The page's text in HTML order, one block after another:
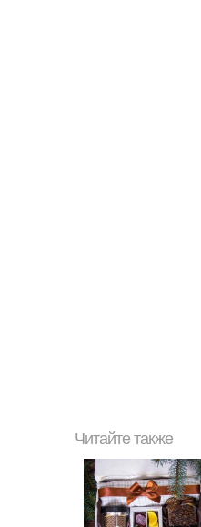
Читайте также